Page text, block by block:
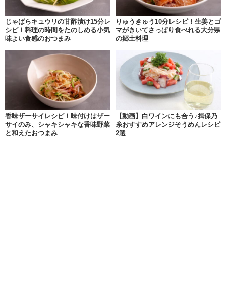
じゃばらキュウリの甘酢漬け15分レ
シピ！料理の時間をたのしめる小気
味よい食感のおつまみ
りゅうきゅう10分レシピ！生姜とゴ
マがきいてさっぱり食べれる大分県
の郷土料理
香味ザーサイレシピ！味付けはザー
サイのみ、シャキシャキな香味野菜
と和えたおつまみ
【動画】白ワインにも合う♪揖保乃
糸おすすめアレンジそうめんレシピ
2選